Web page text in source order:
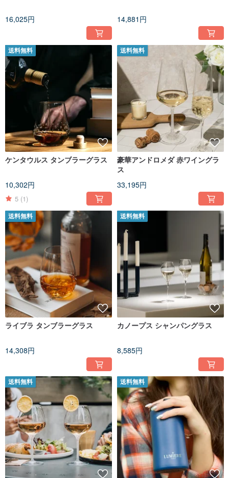
16,025円 14,881円
送料無料
ケンタウルス タンブラーグラス
10,302円
5 (1)
送料無料
豪華アンドロメダ 赤ワイングラ
ス
33,195円
送料無料
ライブラ タンブラーグラス
14,308円
送料無料
カノープス シャンパングラス
8,585円
送料無料 送料無料